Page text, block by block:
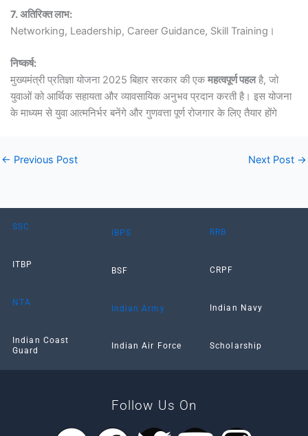
7. अतिरिक्त लाभ:
Networking, Leadership, Career Guidance, Skill Training।
निष्कर्ष:
मुख्यमंत्री प्रतिज्ञा योजना 2025 बिहार सरकार की एकमहत्वपूर्ण पहलहै, जो
युवाओं को आर्थिक सहायता और व्यावसायिक अनुभव प्रदान करती है। इस योजना
के माध्यम से युवा आत्मनिर्भर बनेंगे और गुणवत्ता पूर्ण रोजगार के लिए तैयार होंगे
← Previous Post Next Post →
SSC
ITBP
NTA
Indian Coast
Guard
IBPS
BSF
Indian Army
Indian Air Force
RRB
CRPF
Indian Navy
Scholarship
Follow Us On